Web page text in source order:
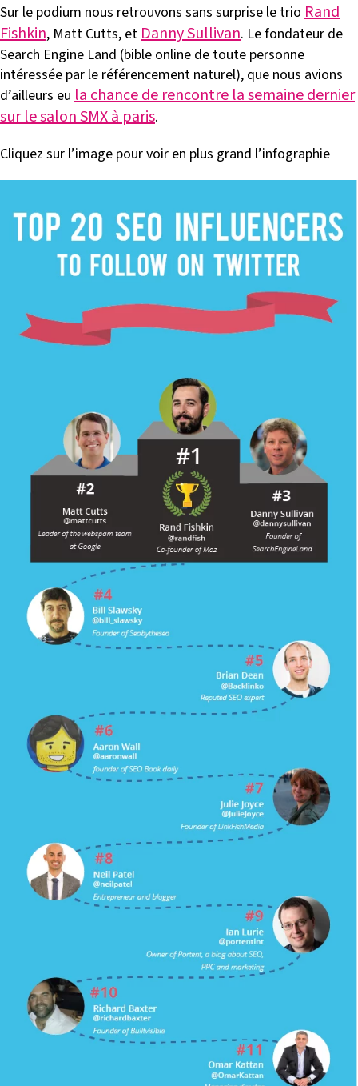
Sur le podium nous retrouvons sans surprise le trio Rand
Fishkin, Matt Cutts, etDanny Sullivan. Le fondateur de
Search Engine Land (bible online de toute personne
intéressée par le référencement naturel), que nous avions
d’ailleurs eu la chance de rencontre la semaine dernier
sur le salon SMX à paris.
Cliquez sur l’image pour voir en plus grand l’infographie